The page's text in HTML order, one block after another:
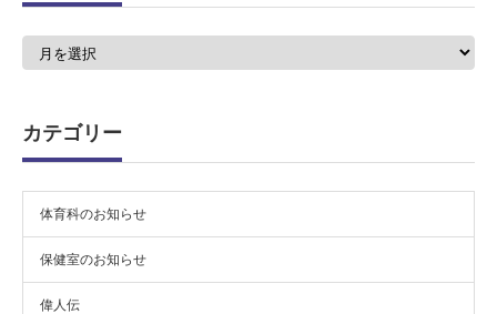
カテゴリー
体育科のお知らせ
保健室のお知らせ
偉人伝